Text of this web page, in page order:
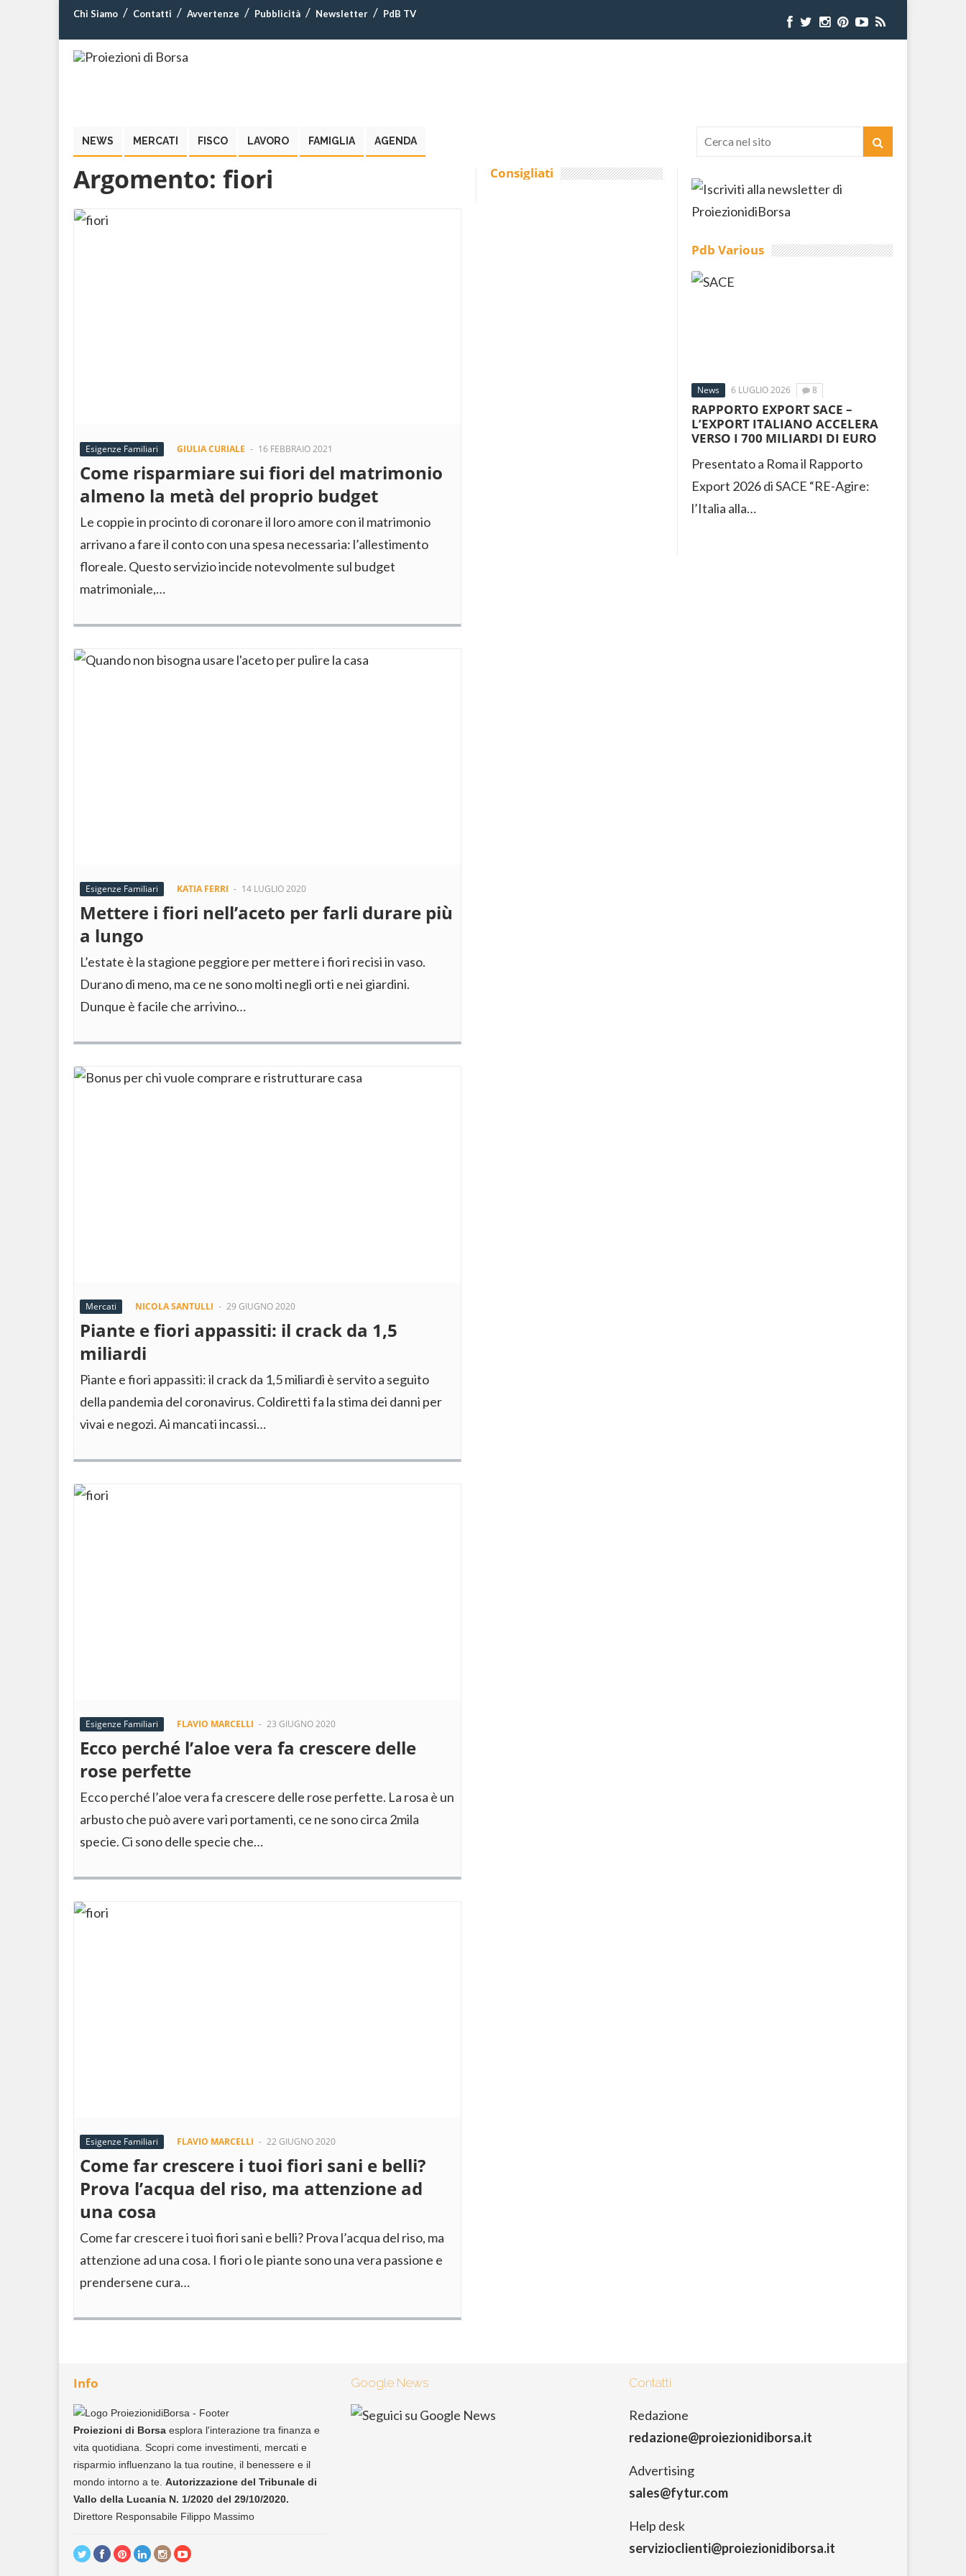
Chi Siamo Contatti Avvertenze Pubblicità Newsletter PdB TV
NEWS MERCATI FISCO LAVORO FAMIGLIA AGENDA
Argomento: fiori
Esigenze Familiari GIULIA CURIALE - 16 FEBBRAIO 2021
Come risparmiare sui fiori del matrimonio
almeno la metà del proprio budget
Le coppie in procinto di coronare il loro amore con il matrimonio
arrivano a fare il conto con una spesa necessaria: l’allestimento
floreale. Questo servizio incide notevolmente sul budget
matrimoniale,…
Esigenze Familiari KATIA FERRI - 14 LUGLIO 2020
Mettere i fiori nell’aceto per farli durare più
a lungo
L’estate è la stagione peggiore per mettere i fiori recisi in vaso.
Durano di meno, ma ce ne sono molti negli orti e nei giardini.
Dunque è facile che arrivino…
Mercati NICOLA SANTULLI - 29 GIUGNO 2020
Piante e fiori appassiti: il crack da 1,5
miliardi
Piante e fiori appassiti: il crack da 1,5 miliardi è servito a seguito
della pandemia del coronavirus. Coldiretti fa la stima dei danni per
vivai e negozi. Ai mancati incassi…
Esigenze Familiari FLAVIO MARCELLI - 23 GIUGNO 2020
Ecco perché l’aloe vera fa crescere delle
rose perfette
Ecco perché l’aloe vera fa crescere delle rose perfette. La rosa è un
arbusto che può avere vari portamenti, ce ne sono circa 2mila
specie. Ci sono delle specie che…
Esigenze Familiari FLAVIO MARCELLI - 22 GIUGNO 2020
Come far crescere i tuoi fiori sani e belli?
Prova l’acqua del riso, ma attenzione ad
una cosa
Come far crescere i tuoi fiori sani e belli? Prova l’acqua del riso, ma
attenzione ad una cosa. I fiori o le piante sono una vera passione e
prendersene cura…
Consigliati
Pdb Various
News 6 LUGLIO 2026 8
RAPPORTO EXPORT SACE –
L’EXPORT ITALIANO ACCELERA
VERSO I 700 MILIARDI DI EURO
Presentato a Roma il Rapporto
Export 2026 di SACE “RE-Agire:
l’Italia alla…
Info
Proiezioni di Borsa esplora l'interazione tra finanza e
vita quotidiana. Scopri come investimenti, mercati e
risparmio influenzano la tua routine, il benessere e il
mondo intorno a te. Autorizzazione del Tribunale di
Vallo della Lucania N. 1/2020 del 29/10/2020.
Direttore Responsabile Filippo Massimo
Google News Contatti
Redazione
redazione@proiezionidiborsa.it
Advertising
sales@fytur.com
Help desk
servizioclienti@proiezionidiborsa.it